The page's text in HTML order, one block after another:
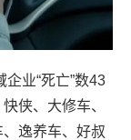
业“死亡”数43
侠、大修车、
逸养车、好叔